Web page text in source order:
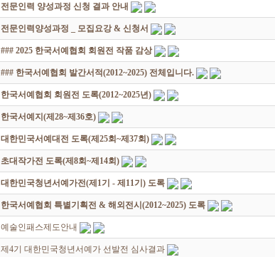
전문인력 양성과정 신청 결과 안내
전문인력양성과정 _ 모집요강 & 신청서
### 2025 한국서예협회 회원전 작품 감상
### 한국서예협회 발간서적(2012~2025) 전체입니다.
한국서예협회 회원전 도록(2012~2025년)
한국서예지(제28~제36호)
대한민국서예대전 도록(제25회~제37회)
초대작가전 도록(제8회~제14회)
대한민국청년서예가전(제1기 - 제11기) 도록
한국서예협회 특별기획전 & 해외전시(2012~2025) 도록
예술인패스제도안내
제4기 대한민국청년서예가 선발전 심사결과